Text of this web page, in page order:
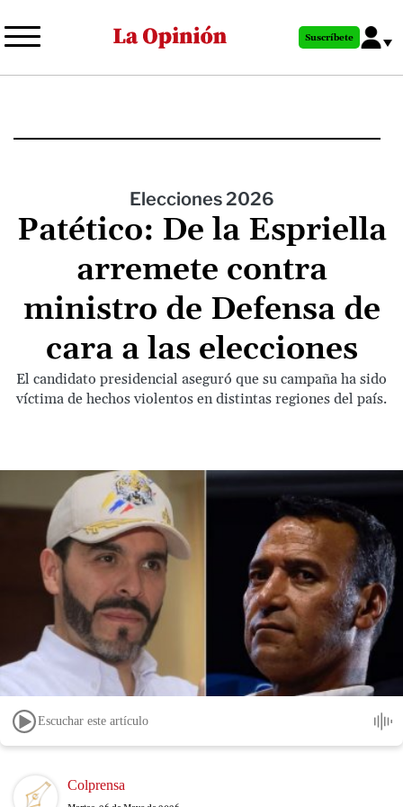
al
principal
Suscríbete
Elecciones 2026
Patético: De la Espriella
arremete contra
ministro de Defensa de
cara a las elecciones
El candidato presidencial aseguró que su campaña ha sido
víctima de hechos violentos en distintas regiones del país.
Escuchar este artículo
Image Colprensa